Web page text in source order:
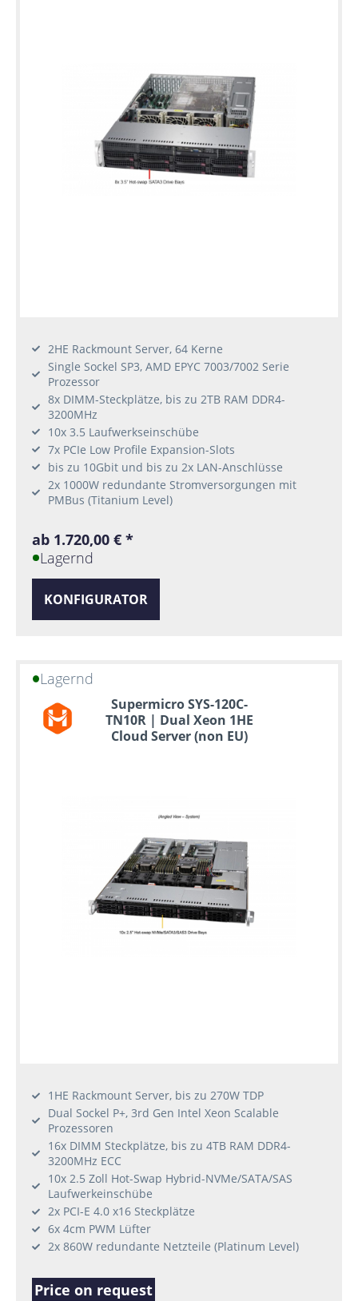
2HE Rackmount Server, 64 Kerne
Single Sockel SP3, AMD EPYC 7003/7002 Serie
Prozessor
8x DIMM-Steckplätze, bis zu 2TB RAM DDR4-
3200MHz
10x 3.5 Laufwerkseinschübe
7x PCIe Low Profile Expansion-Slots
bis zu 10Gbit und bis zu 2x LAN-Anschlüsse
2x 1000W redundante Stromversorgungen mit
PMBus (Titanium Level)
ab 1.720,00 € *
Lagernd
KONFIGURATOR
Lagernd
Supermicro SYS-120C-
TN10R | Dual Xeon 1HE
Cloud Server (non EU)
1HE Rackmount Server, bis zu 270W TDP
Dual Sockel P+, 3rd Gen Intel Xeon Scalable
Prozessoren
16x DIMM Steckplätze, bis zu 4TB RAM DDR4-
3200MHz ECC
10x 2.5 Zoll Hot-Swap Hybrid-NVMe/SATA/SAS
Laufwerkeinschübe
2x PCI-E 4.0 x16 Steckplätze
6x 4cm PWM Lüfter
2x 860W redundante Netzteile (Platinum Level)
Price on request